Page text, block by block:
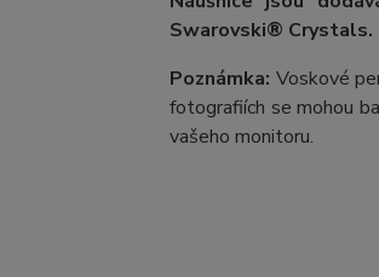
Swarovski® Crystals.
Poznámka: Voskové
fotografiích se mohou
vašeho monitoru.